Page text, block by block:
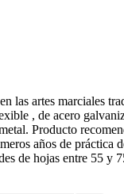
las artes marciales
, de acero
Producto
años de práctica
de hojas entre 55 y